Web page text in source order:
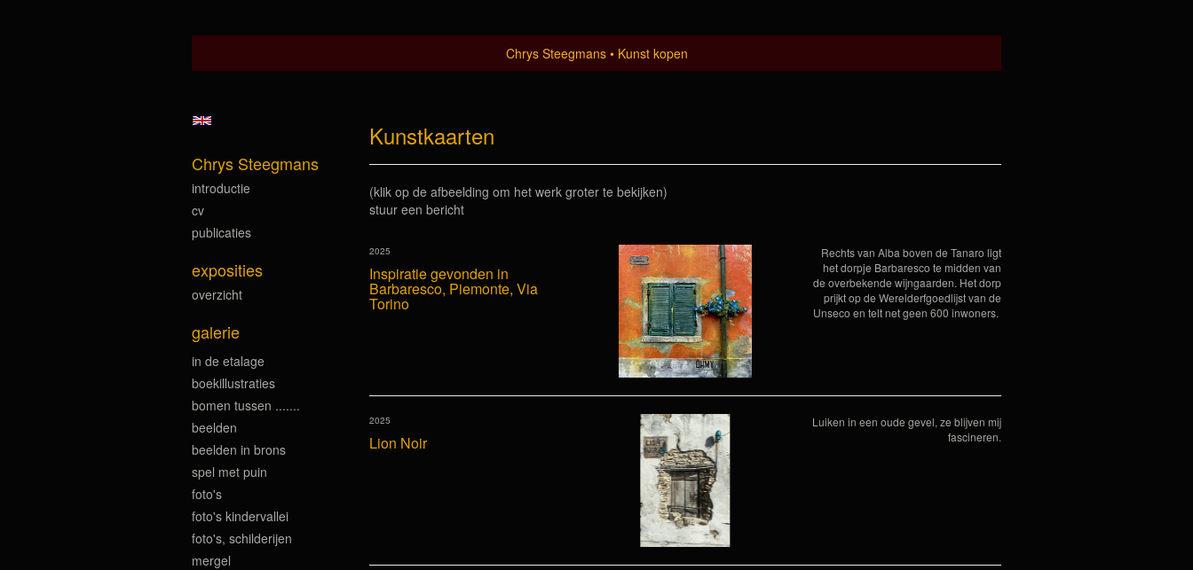
Chrys Steegmans Kunst kopen
Kunstkaarten
(klik op de afbeelding om het werk groter te bekijken)
stuur een bericht
Inspiratie gevonden in
Barbaresco, Piemonte, Via
Torino
2025
Rechts van Alba boven de Tanaro ligt
het dorpje Barbaresco te midden van
de overbekende wijngaarden. Het dorp
prijkt op de Werelderfgoedlijst van de
Unseco en telt net geen 600 inwoners.
Lion Noir
2025
Luiken in een oude gevel, ze blijven mij
fascineren.
Chrys Steegmans
introductie
cv
publicaties
exposities
overzicht
galerie
in de etalage
boekillustraties
bomen tussen .......
beelden
beelden in brons
spel met puin
foto's
foto's kindervallei
foto's, schilderijen
mergel